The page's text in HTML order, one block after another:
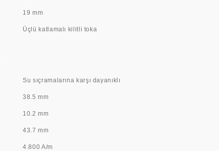
19 mm
Üçlü katlamalı kilitli toka
Su sıçramalarına karşı dayanıklı
38.5 mm
10.2 mm
43.7 mm
4.800 A/m